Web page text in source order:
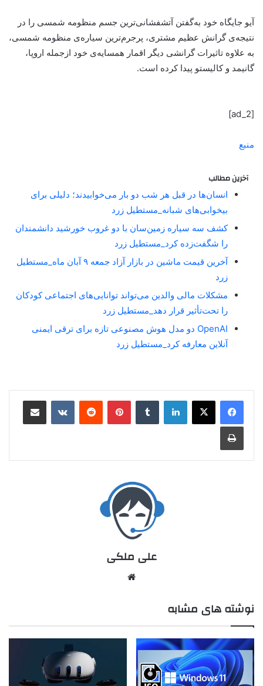
آیو جایگاه خود به‌گفتن آتشفشانی‌ترین جسم منظومه شمسی را در
نتیجه‌ی گرانش عظیم مشتری، پرجرم‌ترین سیاره‌ی منظومه شمسی،
به علاوه تاثیرات گرانشی دیگر اقمار همسایه‌ی خود ازجمله اروپا،
گانیمد و کالیستو پیدا کرده است.
[ad_2]
منبع
آخرین مطالب
انسان‌ها در قبل هر شب دو بار می‌خوابیدند؛ دلیلی برای
بیخوابی‌های شبانه_مستطیل زرد
کشف سه سیاره زمین‌سان با دو غروب خورشید دانشمندان
را شگفت‌زده کرد_مستطیل زرد
آخرین قیمت ماشین در بازار آزاد جمعه ۹ آبان ماه_مستطیل
زرد
مشکلات مالی والدین می‌تواند توانایی‌های اجتماعی کودکان
را تحت‌تأثیر قرار دهد_مستطیل زرد
OpenAI دو مدل هوش مصنوعی تازه برای ترقی ایمنی
آنلاین معارفه کرد_مستطیل زرد
علی ملکی
نوشته های مشابه